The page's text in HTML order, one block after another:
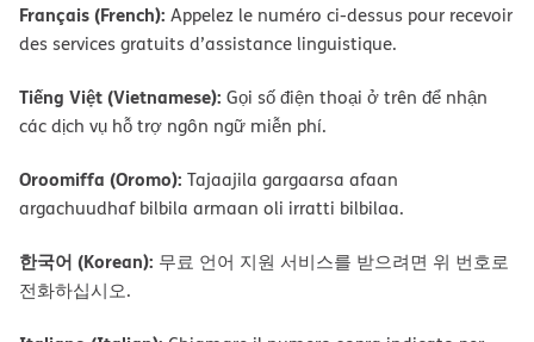
Français (French): Appelez le numéro ci-dessus pour recevoir
des services gratuits d’assistance linguistique.
Tiếng Việt (Vietnamese): Gọi số điện thoại ở trên để nhận
các dịch vụ hỗ trợ ngôn ngữ miễn phí.
Oroomiffa (Oromo): Tajaajila gargaarsa afaan
argachuudhaf bilbila armaan oli irratti bilbilaa.
한국어 (Korean): 무료 언어 지원 서비스를 받으려면 위 번호로
전화하십시오.